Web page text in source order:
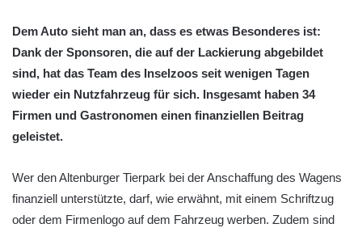
Dem Auto sieht man an, dass es etwas Besonderes ist:
Dank der Sponsoren, die auf der Lackierung abgebildet
sind, hat das Team des Inselzoos seit wenigen Tagen
wieder ein Nutzfahrzeug für sich. Insgesamt haben 34
Firmen und Gastronomen einen finanziellen Beitrag
geleistet.
Wer den Altenburger Tierpark bei der Anschaffung des Wagens
finanziell unterstützte, darf, wie erwähnt, mit einem Schriftzug
oder dem Firmenlogo auf dem Fahrzeug werben. Zudem sind